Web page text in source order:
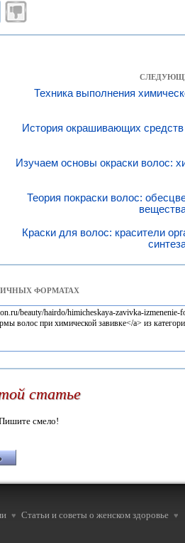
Техника выполнения
История окрашивающих
Изучаем основы окраски волос:
Теория покраски волос:
Краски для волос: красители
ФОРМАТАХ
статье
смело!
♥ Статьи и советы о женском здоровье ♥